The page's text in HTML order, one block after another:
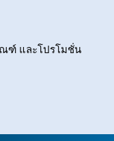
ณฑ์ และโปรโมชั่น